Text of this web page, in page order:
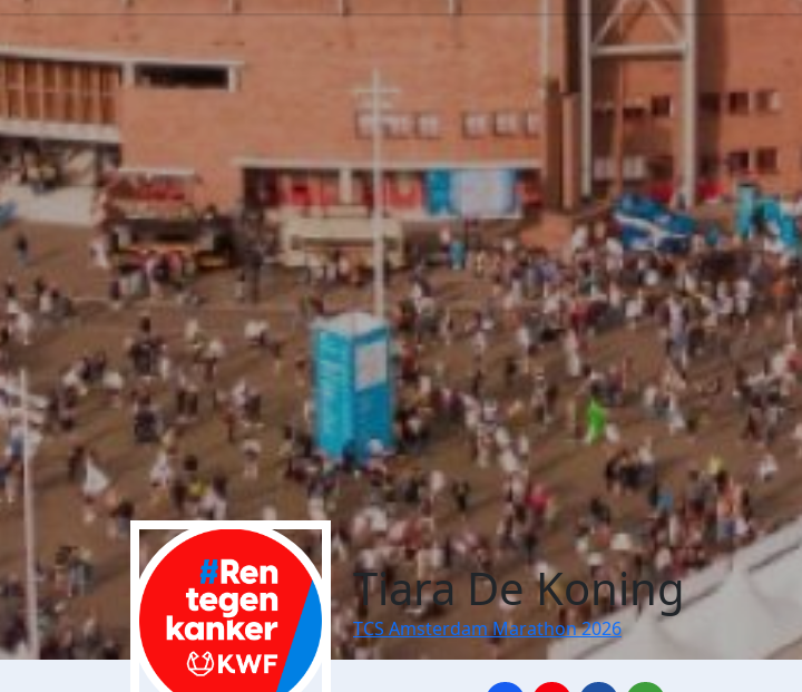
Tiara De Koning
TCS Amsterdam Marathon 2026